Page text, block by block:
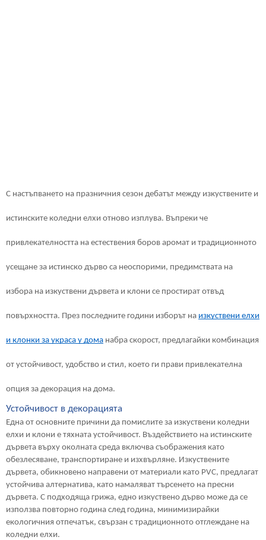
С настъпването на празничния сезон дебатът между изкуствените и
истинските коледни елхи отново изплува. Въпреки че
привлекателността на естествения боров аромат и традиционното
усещане за истинско дърво са неоспорими, предимствата на
избора на изкуствени дървета и клони се простират отвъд
повърхността. През последните години изборът на изкуствени елхи
и клонки за украса у дома набра скорост, предлагайки комбинация
от устойчивост, удобство и стил, което ги прави привлекателна
опция за декорация на дома.
Устойчивост в декорацията
Една от основните причини да помислите за изкуствени коледни
елхи и клони е тяхната устойчивост. Въздействието на истинските
дървета върху околната среда включва съображения като
обезлесяване, транспортиране и изхвърляне. Изкуствените
дървета, обикновено направени от материали като PVC, предлагат
устойчива алтернатива, като намаляват търсенето на пресни
дървета. С подходяща грижа, едно изкуствено дърво може да се
използва повторно година след година, минимизирайки
екологичния отпечатък, свързан с традиционното отглеждане на
коледни елхи.